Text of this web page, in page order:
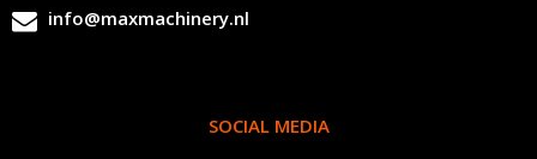
info@maxmachinery.nl
SOCIAL MEDIA